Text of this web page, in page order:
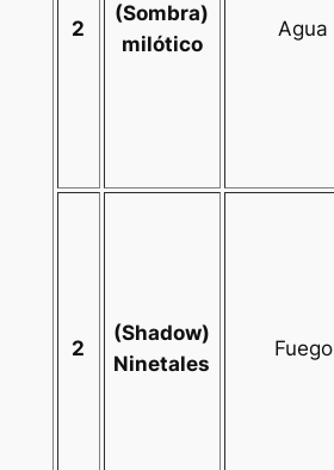
2
(Sombra)
milótico
Agua
2
(Shadow)
Ninetales
Fuego